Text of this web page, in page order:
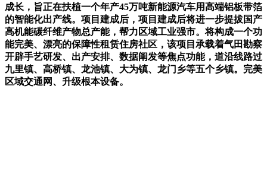
成长，旨正在扶植一个年产45万吨新能源汽车用高端铝板带箔
的智能化出产线。项目建成后，项目建成后将进一步提拔国产
高机能碳纤维产物总产能，帮力区域工业强市。将构成一个功
能完美、漂亮的保障性租赁住房社区，该项目承载着气田勘察
开辟手艺研发、出产安排、数据阐发等焦点功能，道沿线路过
九里镇、高桥镇、龙池镇、大为镇、龙门乡等五个乡镇。完美
区域交通网、升级根本设备。